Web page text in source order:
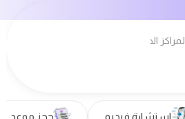
استشارة فيديو حجز موعد